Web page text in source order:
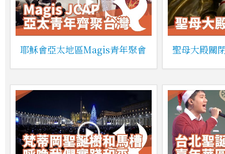
耶穌會亞太地區Magis青年聚會 聖母大殿關